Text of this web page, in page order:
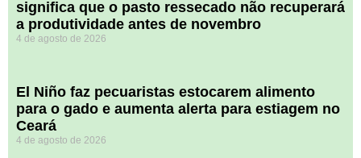
significa que o pasto ressecado não recuperará
a produtividade antes de novembro
4 de agosto de 2026
El Niño faz pecuaristas estocarem alimento
para o gado e aumenta alerta para estiagem no
Ceará
4 de agosto de 2026